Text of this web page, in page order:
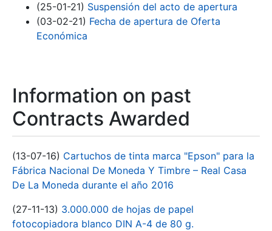
(25-01-21) Suspensión del acto de apertura
(03-02-21) Fecha de apertura de Oferta
Económica
Information on past
Contracts Awarded
(13-07-16) Cartuchos de tinta marca "Epson" para la
Fábrica Nacional De Moneda Y Timbre – Real Casa
De La Moneda durante el año 2016
(27-11-13) 3.000.000 de hojas de papel
fotocopiadora blanco DIN A-4 de 80 g.